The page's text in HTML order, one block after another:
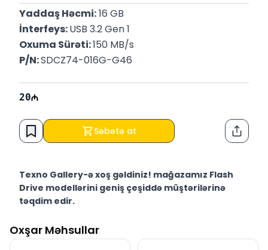
Yaddaş Həcmi: 16 GB
İnterfeys: USB 3.2 Gen 1
Oxuma Sürəti: 150 MB/s
P/N: SDCZ74-016G-G46
20
Səbətə at
Texno Gallery-ə xoş gəldiniz! mağazamız Flash
Drive modellərini geniş çeşiddə müştərilərinə
təqdim edir.
2011-ci ildən etibarən fəaliyyət göstərən multibrend
kompüter elektronikası mağazasıdır.
Oxşar Məhsullar